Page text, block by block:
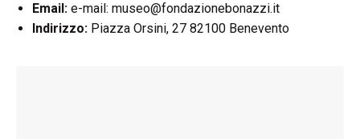
Email: e-mail: museo@fondazionebonazzi.it
Indirizzo: Piazza Orsini, 27 82100 Benevento